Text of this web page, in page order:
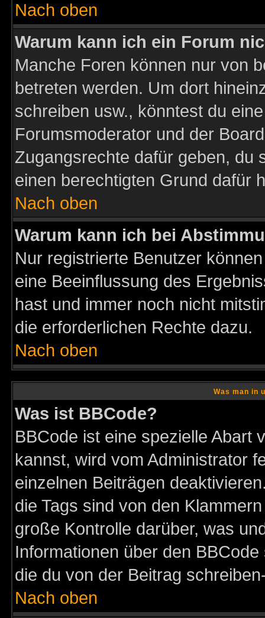
Nach oben
Warum kann ich ein Forum
Manche Foren können nur von
betreten werden. Um dort
schreiben usw., könntest du
Forumsmoderator und der
Zugangsrechte dafür geben, du
einen berechtigten Grund dafür
Nach oben
Warum kann ich bei
Nur registrierte Benutzer
eine Beeinflussung des
hast und immer noch nicht
die erforderlichen Rechte dazu.
Nach oben
Was man in
Was ist BBCode?
BBCode ist eine spezielle Abart
kannst, wird vom Administrator
einzelnen Beiträgen
die Tags sind von den
große Kontrolle darüber, was
Informationen über den
die du von der Beitrag
Nach oben